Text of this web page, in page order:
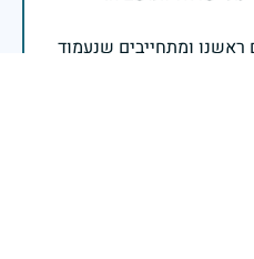
ראשנו ומתחייבים שנעמוד